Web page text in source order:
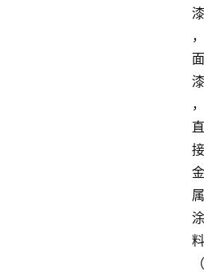
漆
，
面
漆
，
直
接
金
属
涂
料
（